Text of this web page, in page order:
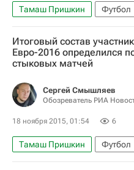
Тамаш Пришкин Футбол
Португалия
Венгрия
Итоговый состав
Евро-2016 определился
стыковых матчей
Сергей Смышляев
Обозреватель РИА
18 ноября 2015, 01:54 6
Тамаш Пришкин Футбол